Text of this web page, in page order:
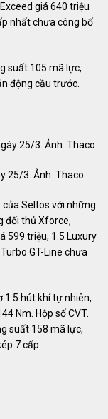
giá 640 triệu
nhất chưa công bố
suất 105 mã lực,
động cầu trước.
25/3. Ảnh: Thaco
của Seltos với những
đối thủ Xforce,
599 triệu, 1.5 Luxury
GT-Line chưa
1.5 hút khí tự nhiên,
Nm. Hộp số CVT.
suất 158 mã lực,
7 cấp.